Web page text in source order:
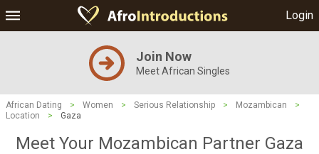
Login
Join Now
Meet African Singles
African Dating > Women > Serious Relationship > Mozambican
>
Location
> Gaza
Meet Your Mozambican Partner Gaza